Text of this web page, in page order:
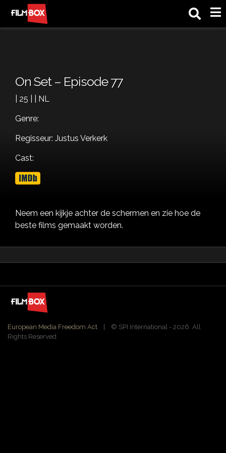
On Set – Episode 77
| 25 | | NL
Genre:
Regisseur: Justus Verkerk
Cast:
Neem een kijkje achter de schermen en zie hoe de
beste films gemaakt worden.
European Media Freedom Act | ©️ SPI International - 2026. All
Rights Reserved